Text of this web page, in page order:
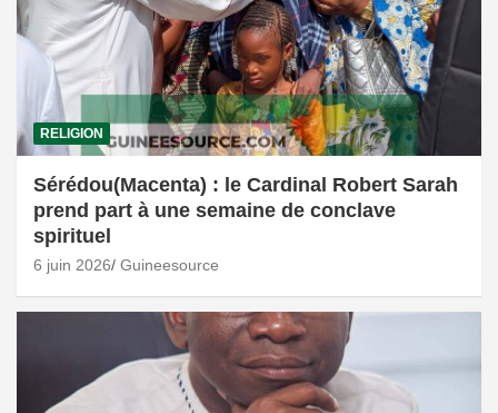
RELIGION
Sérédou(Macenta) : le Cardinal Robert Sarah
prend part à une semaine de conclave
spirituel
6 juin 2026 Guineesource